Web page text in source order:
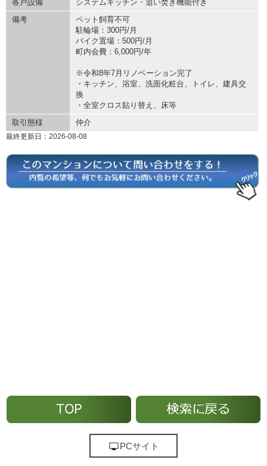
各戸設備
システムキッチン・追い焚き機能付き
備考
ペット飼育不可
駐輪場：300円/月
バイク置場：500円/月
町内会費：6,000円/年
※令和8年7月リノベーション完了
・キッチン、浴室、洗面化粧台、トイレ、建具交
換
・全室クロス貼り替え、床等
取引態様
仲介
最終更新日：2026-08-08
PCサイト